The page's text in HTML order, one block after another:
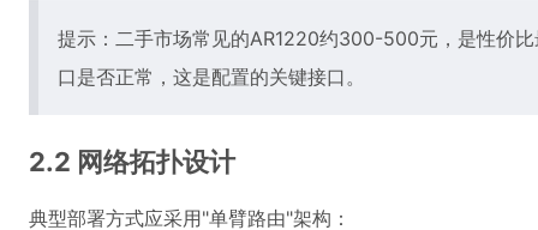
提示：二手市场常见的AR1220约300-500元，是性价
口是否正常，这是配置的关键接口。
2.2 网络拓扑设计
典型部署方式应采用"单臂路由"架构：